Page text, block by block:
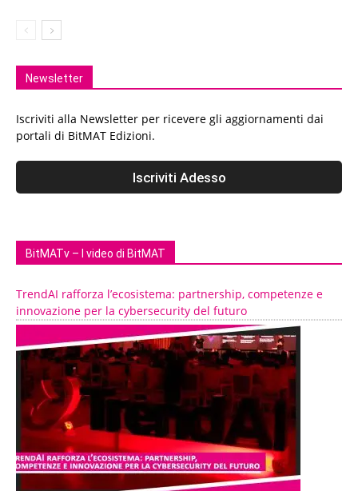
Newsletter
Iscriviti alla Newsletter per ricevere gli aggiornamenti dai
portali di BitMAT Edizioni.
BitMATv – I video di BitMAT
TrendAI rafforza l’ecosistema: partnership, competenze e
innovazione per la cybersecurity del futuro